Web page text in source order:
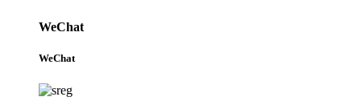
WeChat
WeChat